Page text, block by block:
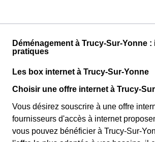
Déménagement à Trucy-Sur-Yonne
pratiques
Les box internet à Trucy-Sur-Yonne
Choisir une offre internet à Trucy-
Vous désirez souscrire à une offre
fournisseurs d'accès à internet
vous pouvez bénéficier à Trucy-Sur-